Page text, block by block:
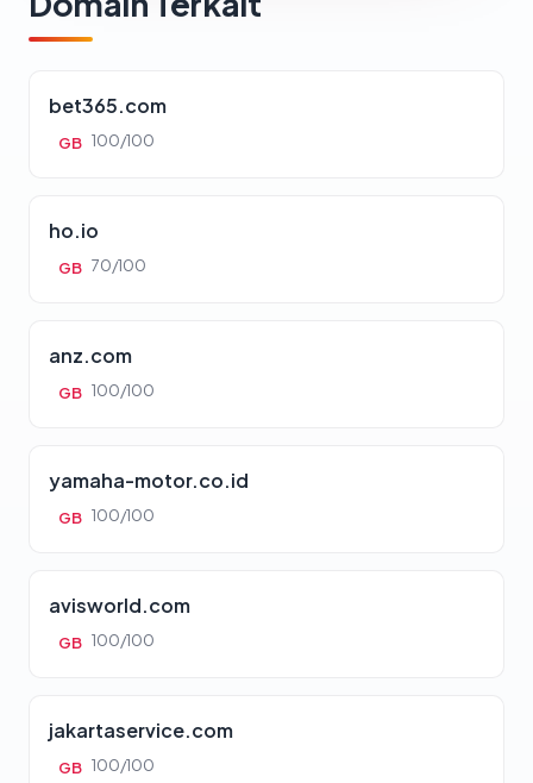
bet365.com
GB 100/100
ho.io
GB 70/100
anz.com
GB 100/100
yamaha-motor.co.id
GB 100/100
avisworld.com
GB 100/100
jakartaservice.com
GB 100/100